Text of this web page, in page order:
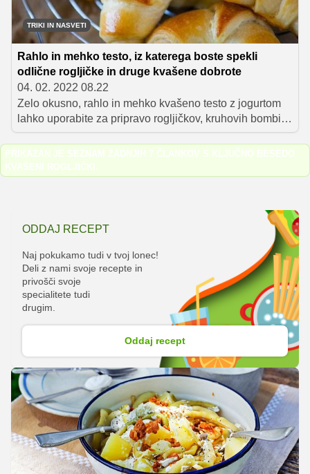
poznate?
TRIKI IN NASVETI
Rahlo in mehko testo, iz katerega boste spekli
odlične rogljičke in druge kvašene dobrote
04. 02. 2022 08.22
Zelo okusno, rahlo in mehko kvašeno testo z jogurtom
lahko uporabite za pripravo rogljičkov, kruhovih bombic
in hrenovk v testu, iz njega pa lahko spletete tudi
pletenice.
PRIKAZAN JE SEZNAM ZADNJIH 7 ČLANKOV S KLJUČNO BESEDO
KVAŠENI ROGLJIČKI .
ODDAJ RECEPT
Naj pokukamo tudi v tvoj lonec!
Deli z nami svoje recepte in
privošči svoje
specialitete tudi
drugim.
Oddaj recept